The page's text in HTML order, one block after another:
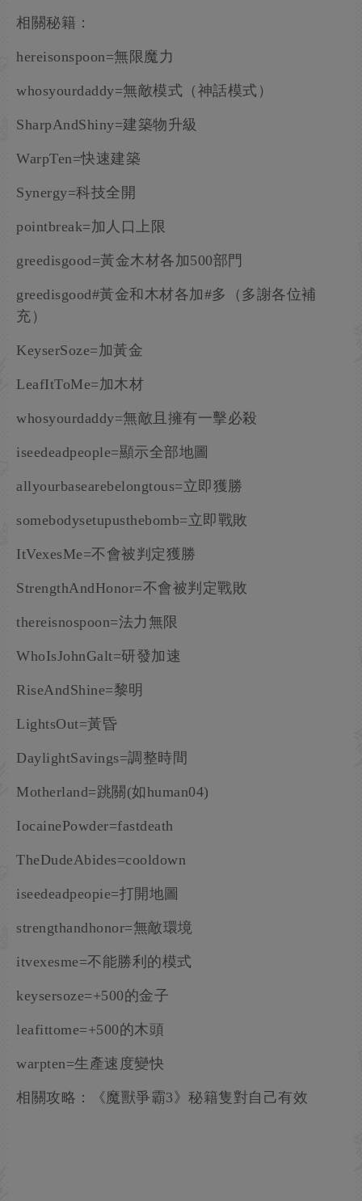
相關秘籍：
hereisonspoon=無限魔力
whosyourdaddy=無敵模式（神話模式）
SharpAndShiny=建築物升級
WarpTen=快速建築
Synergy=科技全開
pointbreak=加人口上限
greedisgood=黃金木材各加500部門
greedisgood#黃金和木材各加#多（多謝各位補
充）
KeyserSoze=加黃金
LeafItToMe=加木材
whosyourdaddy=無敵且擁有一擊必殺
iseedeadpeople=顯示全部地圖
allyourbasearebelongtous=立即獲勝
somebodysetupusthebomb=立即戰敗
ItVexesMe=不會被判定獲勝
StrengthAndHonor=不會被判定戰敗
thereisnospoon=法力無限
WhoIsJohnGalt=研發加速
RiseAndShine=黎明
LightsOut=黃昏
DaylightSavings=調整時間
Motherland=跳關(如human04)
IocainePowder=fastdeath
TheDudeAbides=cooldown
iseedeadpeopie=打開地圖
strengthandhonor=無敵環境
itvexesme=不能勝利的模式
keysersoze=+500的金子
leafittome=+500的木頭
warpten=生產速度變快
相關攻略：《魔獸爭霸3》秘籍隻對自己有效